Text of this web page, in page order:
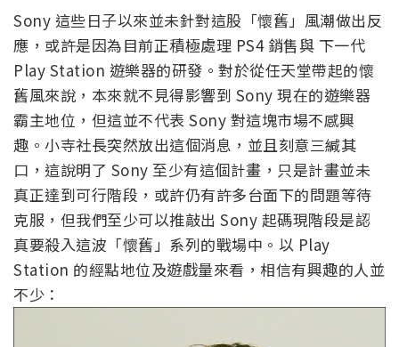
Sony 這些日子以來並未針對這股「懷舊」風潮做出反
應，或許是因為目前正積極處理 PS4 銷售與 下一代
Play Station 遊樂器的研發。對於從任天堂帶起的懷
舊風來說，本來就不見得影響到 Sony 現在的遊樂器
霸主地位，但這並不代表 Sony 對這塊市場不感興
趣。小寺社長突然放出這個消息，並且刻意三緘其
口，這說明了 Sony 至少有這個計畫，只是計畫並未
真正達到可行階段，或許仍有許多台面下的問題等待
克服，但我們至少可以推敲出 Sony 起碼現階段是認
真要殺入這波「懷舊」系列的戰場中。以 Play
Station 的經點地位及遊戲量來看，相信有興趣的人並
不少：